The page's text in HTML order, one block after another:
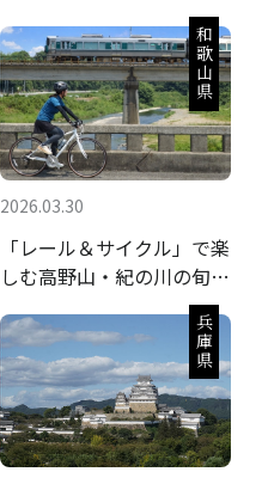
2026.03.30
和歌山県
「レール＆サイクル」で楽
しむ高野山・紀の川の旬の
兵庫県